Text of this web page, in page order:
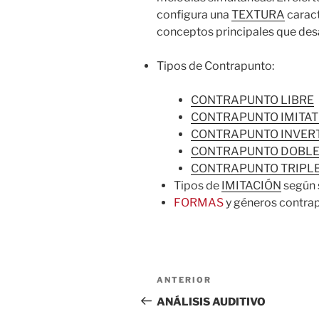
configura una TEXTURA
conceptos principales que
Tipos de Contrapunto:
CONTRAPUNTO LIBRE
CONTRAPUNTO
CONTRAPUNTO
CONTRAPUNTO DOBLE
CONTRAPUNTO
Tipos de IMITACIÓN según
FORMASy géneros
Navegación
de
Entrada
anterior:
ANTERIOR
ANÁLISIS AUDITIVO